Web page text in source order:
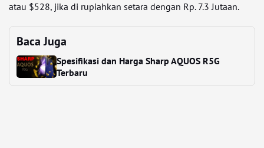
atau $528, jika di rupiahkan setara dengan Rp. 7.3 Jutaan.
Baca Juga
Spesifikasi dan Harga Sharp AQUOS R5G
Terbaru